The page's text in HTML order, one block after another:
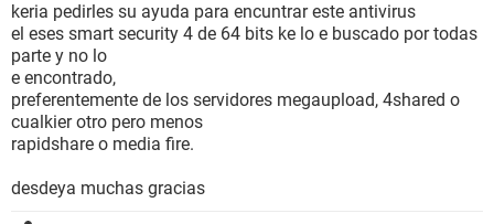
keria pedirles su ayuda para encuntrar este antivirus
el eses smart security 4 de 64 bits ke lo e buscado por todas
parte y no lo
e encontrado,
preferentemente de los servidores megaupload, 4shared o
cualkier otro pero menos
rapidshare o media fire.
desdeya muchas gracias